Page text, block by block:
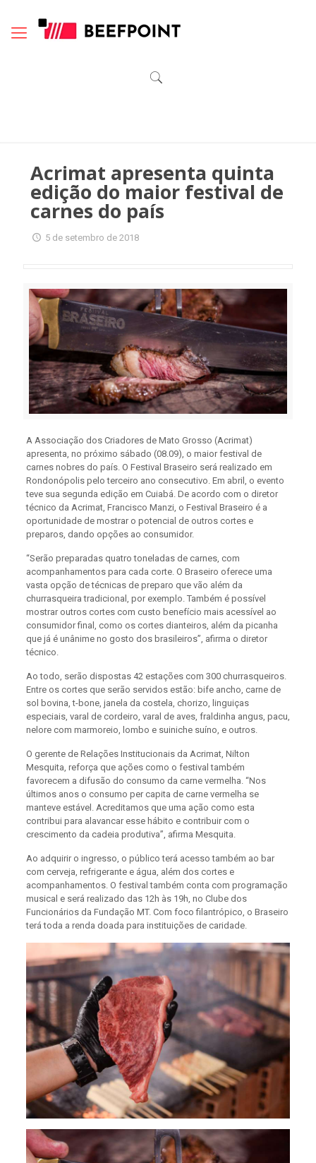
Acrimat apresenta quinta
edição do maior festival de
carnes do país
5 de setembro de 2018
A Associação dos Criadores de Mato Grosso (Acrimat)
apresenta, no próximo sábado (08.09), o maior festival de
carnes nobres do país. O Festival Braseiro será realizado em
Rondonópolis pelo terceiro ano consecutivo. Em abril, o evento
teve sua segunda edição em Cuiabá. De acordo com o diretor
técnico da Acrimat, Francisco Manzi, o Festival Braseiro é a
oportunidade de mostrar o potencial de outros cortes e
preparos, dando opções ao consumidor.
“Serão preparadas quatro toneladas de carnes, com
acompanhamentos para cada corte. O Braseiro oferece uma
vasta opção de técnicas de preparo que vão além da
churrasqueira tradicional, por exemplo. Também é possível
mostrar outros cortes com custo benefício mais acessível ao
consumidor final, como os cortes dianteiros, além da picanha
que já é unânime no gosto dos brasileiros”, afirma o diretor
técnico.
Ao todo, serão dispostas 42 estações com 300 churrasqueiros.
Entre os cortes que serão servidos estão: bife ancho, carne de
sol bovina, t-bone, janela da costela, chorizo, linguiças
especiais, varal de cordeiro, varal de aves, fraldinha angus, pacu,
nelore com marmoreio, lombo e suiniche suíno, e outros.
O gerente de Relações Institucionais da Acrimat, Nilton
Mesquita, reforça que ações como o festival também
favorecem a difusão do consumo da carne vermelha. “Nos
últimos anos o consumo per capita de carne vermelha se
manteve estável. Acreditamos que uma ação como esta
contribui para alavancar esse hábito e contribuir com o
crescimento da cadeia produtiva”, afirma Mesquita.
Ao adquirir o ingresso, o público terá acesso também ao bar
com cerveja, refrigerante e água, além dos cortes e
acompanhamentos. O festival também conta com programação
musical e será realizado das 12h às 19h, no Clube dos
Funcionários da Fundação MT. Com foco filantrópico, o Braseiro
terá toda a renda doada para instituições de caridade.